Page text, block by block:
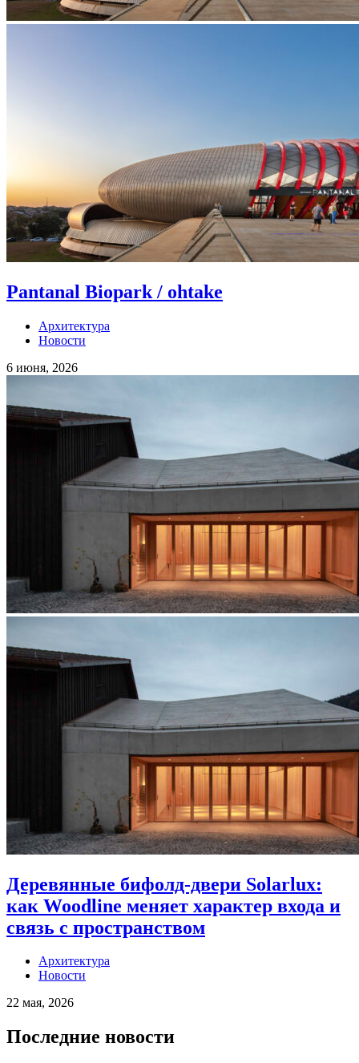
Pantanal Biopark / ohtake
Архитектура
Новости
6 июня, 2026
Деревянные бифолд-двери Solarlux:
как Woodline меняет характер входа и
связь с пространством
Архитектура
Новости
22 мая, 2026
Последние новости